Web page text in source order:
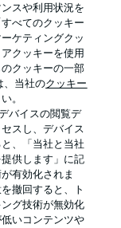
スや利用状況を
べてのクッキー
ケティングクッ
クッキーを使用
クッキーの一部
、当社のクッキー
。
バイスの閲覧デ
スし、デバイス
、「当社と当社
供します」に記
有効化されま
撤回すると、ト
グ技術が無効化
いコンテンツや